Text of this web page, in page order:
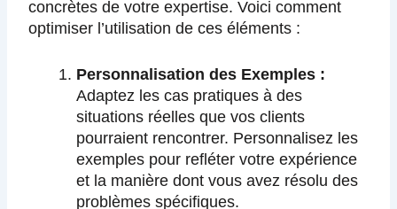
concrètes de votre expertise. Voici comment
optimiser l’utilisation de ces éléments :
Personnalisation des Exemples :
Adaptez les cas pratiques à des
situations réelles que vos clients
pourraient rencontrer. Personnalisez les
exemples pour refléter votre expérience
et la manière dont vous avez résolu des
problèmes spécifiques.